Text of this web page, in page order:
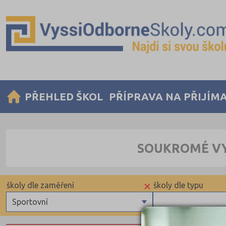
PŘEHLED ŠKOL PŘÍPRAVA NA
SOUKROMÉ
školy dle typu
×
Sportovní
školy dle zaměření